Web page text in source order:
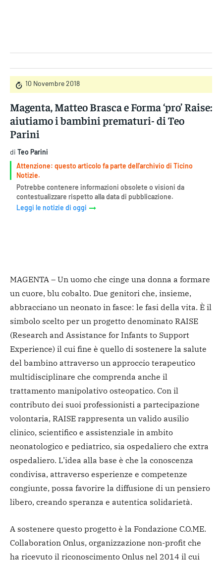
10 Novembre 2018
Magenta, Matteo Brasca e Forma ‘pro’ Raise:
aiutiamo i bambini prematuri- di Teo
Parini
di Teo Parini
Attenzione: questo articolo fa parte dell'archivio di Ticino
Notizie.
Potrebbe contenere informazioni obsolete o visioni da
contestualizzare rispetto alla data di pubblicazione.
Leggi le notizie di oggi
MAGENTA – Un uomo che cinge una donna a formare
un cuore, blu cobalto. Due genitori che, insieme,
abbracciano un neonato in fasce: le fasi della vita. È il
simbolo scelto per un progetto denominato RAISE
(Research and Assistance for Infants to Support
Experience) il cui fine è quello di sostenere la salute
del bambino attraverso un approccio terapeutico
multidisciplinare che comprenda anche il
trattamento manipolativo osteopatico. Con il
contributo dei suoi professionisti a partecipazione
volontaria, RAISE rappresenta un valido ausilio
clinico, scientifico e assistenziale in ambito
neonatologico e pediatrico, sia ospedaliero che extra
ospedaliero. L’idea alla base è che la conoscenza
condivisa, attraverso esperienze e competenze
congiunte, possa favorire la diffusione di un pensiero
libero, creando speranza e autentica solidarietà.
A sostenere questo progetto è la Fondazione C.O.ME.
Collaboration Onlus, organizzazione non-profit che
ha ricevuto il riconoscimento Onlus nel 2014 il cui